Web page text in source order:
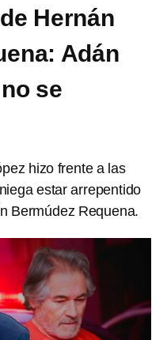
Hernán
Adán
se
hizo frente a las
estar arrepentido
Bermúdez Requena.